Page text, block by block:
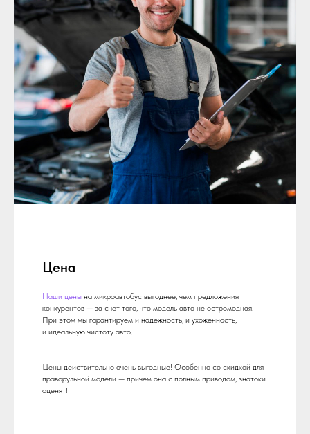
Цена
Наши ценына микроавтобус выгоднее, чем предложения
конкурентов — за счет того, что модель авто не остромодная.
При этом мы гарантируем и надежность, и ухоженность,
и идеальную чистоту авто.
Цены действительно очень выгодные! Особенно со скидкой для
праворульной модели — причем она с полным приводом, знатоки
оценят!